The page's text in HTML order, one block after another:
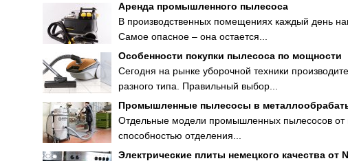
Аренда промышленного пылесоса
В производственных помещениях каждый день
Самое опасное – она остается...
Особенности покупки пылесоса по мощности
Сегодня на рынке уборочной техники
разного типа. Правильный выбор...
Промышленные пылесосы в
Отдельные модели промышленных пылесосов от
способностью отделения...
Электрические плиты немецкого качества от